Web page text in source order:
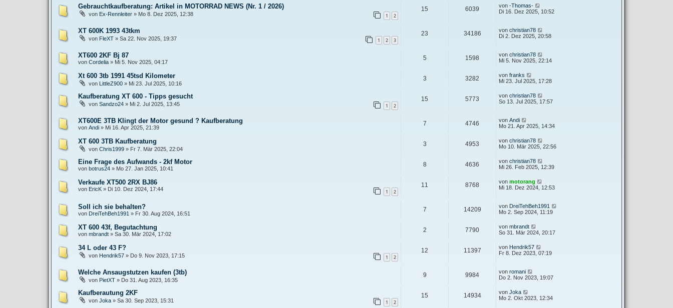
Gebrauchtkaufberatung: Artikel in MOTORRAD NEWS (Nr. 1 / 2026)
von Ex-Rennleiter » Mo 8. Dez 2025, 12:38 1 2
15 6039 von -Thomas-
Di 16. Dez 2025, 10:52
XT 600K 1993 43tkm
von FleXT » Sa 22. Nov 2025, 19:37 1 2 3
23 34186 von christian78
Di 2. Dez 2025, 20:58
XT600 2KF Bj 87
von Cordelia » Mi 5. Nov 2025, 04:17
5 1598 von christian78
Mi 5. Nov 2025, 22:14
Xt 600 3tb 1991 45tsd Kilometer
von LittleZ900 » Mi 23. Jul 2025, 10:16
3 3282 von franks
Mi 23. Jul 2025, 17:28
Kaufberatung XT 600 - Tipps gesucht
von Sandzo24 » Mi 2. Jul 2025, 13:45 1 2
15 5773 von christian78
So 13. Jul 2025, 17:57
XT600E 3TB Klingt der Motor gesund ? Kaufberatung
von Andi » Mi 16. Apr 2025, 21:39
7 4746 von Andi
Mo 21. Apr 2025, 14:34
XT 600 3TB Kaufberatung
von Chris1999 » Fr 7. Mär 2025, 22:04
3 4953 von christian78
Mo 10. Mär 2025, 22:56
Eine Frage des Aufwands - 2kf Motor
von botrus24 » Mo 27. Jan 2025, 10:41
8 4636 von christian78
Mi 26. Feb 2025, 12:39
Verkaufe XT500 2RX BJ86
von EricK » Di 10. Dez 2024, 17:44 1 2
11 8768 von motorang
Mi 18. Dez 2024, 12:53
Soll ich sie behalten?
von DreiTehBeh1991 » Fr 30. Aug 2024, 16:51
7 14209 von DreiTehBeh1991
Mo 2. Sep 2024, 11:19
XT 600 43f, Begutachtung
von mbrandt » Sa 30. Mär 2024, 17:02
2 7790 von mbrandt
So 31. Mär 2024, 20:17
34 L oder 43 F?
von Hendrik57 » Do 9. Nov 2023, 17:15 1 2
12 11397 von Hendrik57
Fr 8. Dez 2023, 07:19
Welche Ansaugstutzen kaufen (3tb)
von PietXT » Do 31. Aug 2023, 16:35
9 9984 von romani
Do 2. Nov 2023, 19:07
Kaufberautung 2KF
von Joka » Sa 30. Sep 2023, 15:31 1 2
15 14934 von Joka
Mo 2. Okt 2023, 12:34